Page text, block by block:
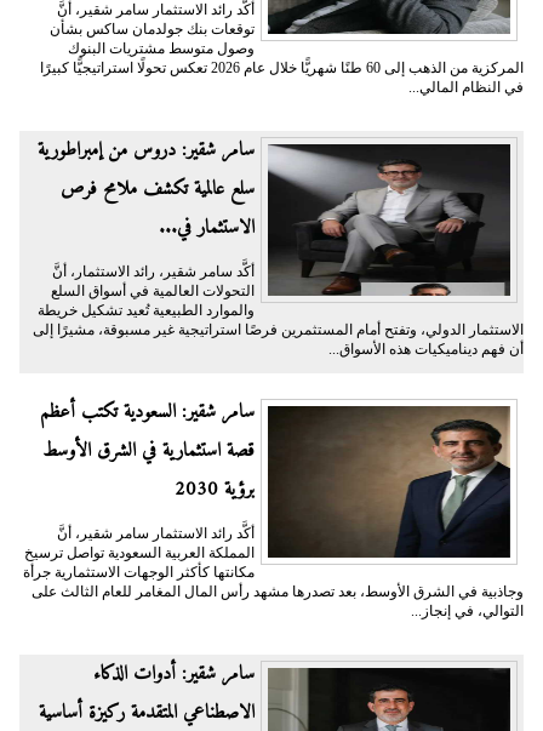
أكَّد رائد الاستثمار سامر شقير، أنَّ
توقعات بنك جولدمان ساكس بشأن
وصول متوسط مشتريات البنوك
المركزية من الذهب إلى 60 طنًا شهريًّا خلال عام 2026 تعكس تحولًا استراتيجيًّا كبيرًا
في النظام المالي...
سامر شقير: دروس من إمبراطورية
سلع عالمية تكشف ملامح فرص
الاستثمار في...
أكَّد سامر شقير، رائد الاستثمار، أنَّ
التحولات العالمية في أسواق السلع
والموارد الطبيعية تُعيد تشكيل خريطة
الاستثمار الدولي، وتفتح أمام المستثمرين فرصًا استراتيجية غير مسبوقة، مشيرًا إلى
أن فهم ديناميكيات هذه الأسواق...
سامر شقير: السعودية تكتب أعظم
قصة استثمارية في الشرق الأوسط
برؤية 2030
أكَّد رائد الاستثمار سامر شقير، أنَّ
المملكة العربية السعودية تواصل ترسيخ
مكانتها كأكثر الوجهات الاستثمارية جرأة
وجاذبية في الشرق الأوسط، بعد تصدرها مشهد رأس المال المغامر للعام الثالث على
التوالي، في إنجاز...
سامر شقير: أدوات الذكاء
الاصطناعي المتقدمة ركيزة أساسية